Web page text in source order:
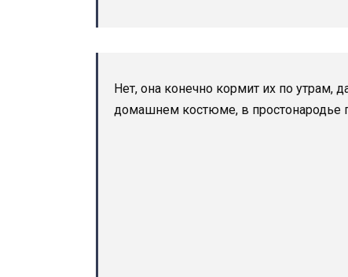
Нет, она конечно кормит их по утрам,
домашнем костюме, в простонародье